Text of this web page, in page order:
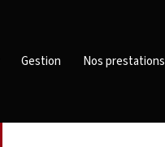
Gestion Nos prestations